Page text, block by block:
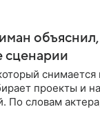
объяснил,
сценарии
снимается
проекты и
По словам